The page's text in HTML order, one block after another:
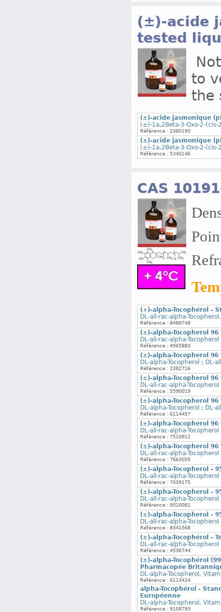
(±)-acide
tested
to
the
(±)-acide jasmonique
(±)-1a,2Beta-3-Oxo-2-
Référence : 2380190
(±)-acide jasmonique
(±)-1a,2Beta-3-Oxo-2-
Référence : 5340146
CAS
(+)-alpha-Tocophérol -
DL-all-rac-alpha-
Référence : 8488748
(±)-alpha-Tocopherol 96
DL-all-rac-alpha-
Référence : 4965883
(±)-alpha-Tocopherol 96
DL-alpha-Tocopherol ; DL-
Référence : 2382716
(±)-alpha-Tocopherol 96
DL-all-rac-alpha-
Référence : 5590019
(±)-alpha-Tocopherol 96
DL-alpha-Tocopherol ; DL-
Référence : 6114457
(±)-alpha-Tocopherol 96
DL-all-rac-alpha-
Référence : 7510912
(±)-alpha-Tocopherol 96
DL-all-rac-alpha-
Référence : 7663055
(±)-alpha-Tocopherol -
DL-all-rac-alpha-
Référence : 7039175
(±)-alpha-Tocopherol -
DL-all-rac-alpha-
Référence : 9010081
(±)-alpha-Tocopherol -
DL-all-rac-alpha-
Référence : 8341568
(±)-alpha-Tocophérol -
DL-all-rac-alpha-
Référence : 4536744
(±)-alpha-Tocophérol
Pharmacopée
DL-alpha-Tocopherol,
Référence : 6113424
alpha-Tocophérol -
Européenne
DL-alpha-Tocopherol,
Référence : 9108793